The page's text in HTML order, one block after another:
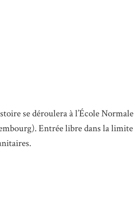
se déroulera à l’École Normale
Entrée libre dans la limite